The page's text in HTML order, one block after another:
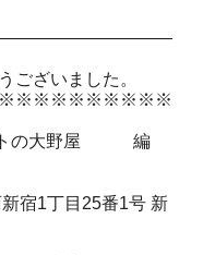
ございました。
トの大野屋 編
│
宿1丁目25番1号 新